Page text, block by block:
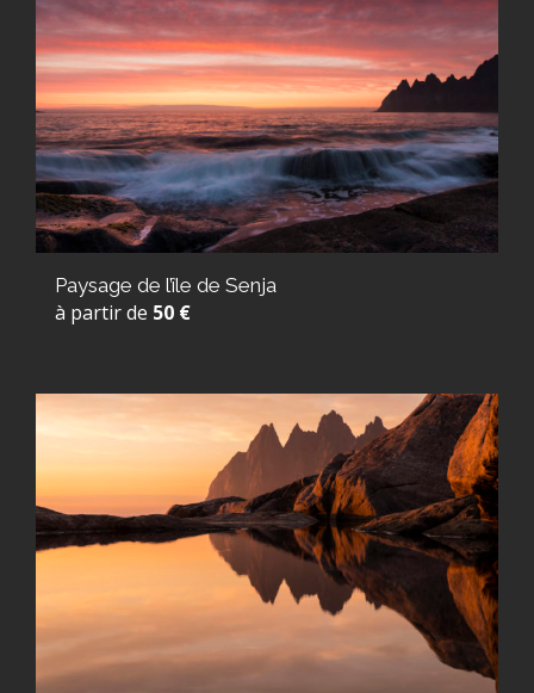
Paysage de l’île de Senja
à partir de 50 €